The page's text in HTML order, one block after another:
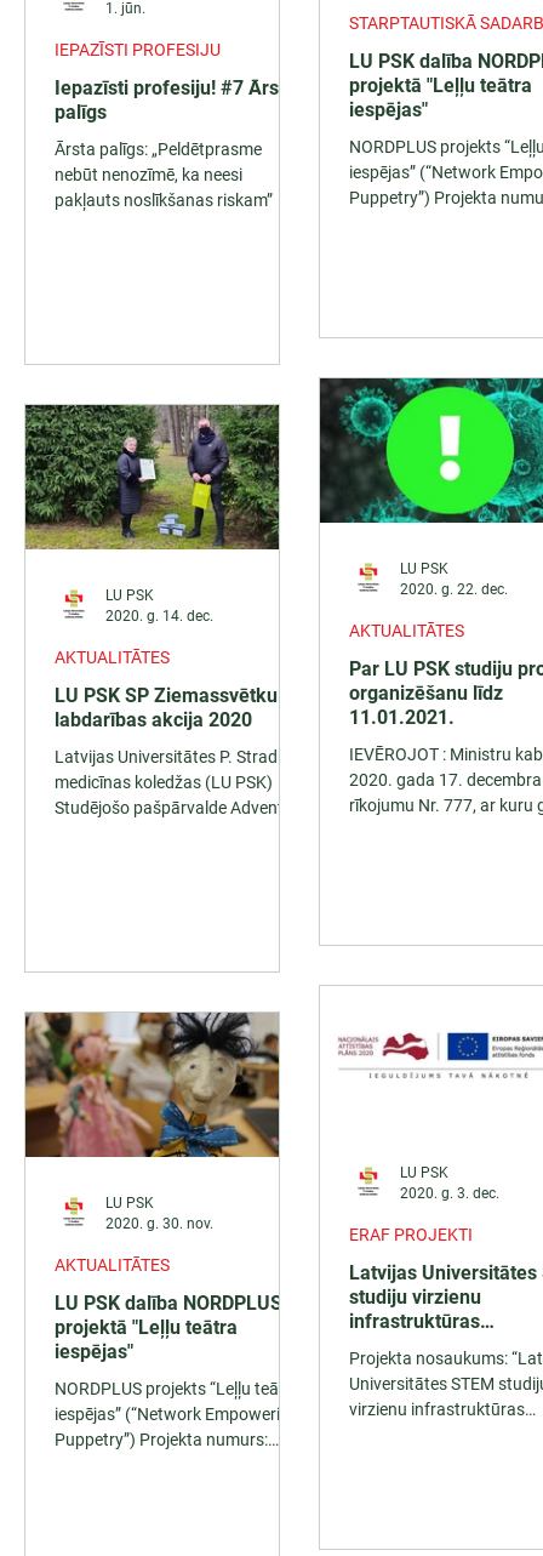
Iepazīsti profesiju! #7 Ārsta
palīgs
Ārsta palīgs: „Peldētprasme
nebūt nenozīmē, ka neesi
pakļauts noslīkšanas riskam”
IEPAZĪSTI PROFESIJU
1. jūn.
LU PSK dalība
projektā "Leļļu teātra
iespējas"
NORDPLUS projekts
iespējas” (“Network
Puppetry”) Projekta
STARPTAUTISKĀ
Par LU PSK studiju
organizēšanu līdz
11.01.2021.
IEVĒROJOT : Ministru
2020. gada 17. decembra
rīkojumu Nr. 777, ar kuru
AKTUALITĀTES
LU PSK
2020. g. 22. dec.
LU PSK SP Ziemassvētku
labdarības akcija 2020
Latvijas Universitātes P. Stradiņa
medicīnas koledžas (LU PSK)
Studējošo pašpārvalde Adventes
AKTUALITĀTES
LU PSK
2020. g. 14. dec.
Latvijas Universitātes
studiju virzienu
infrastruktūras
modernizācija un
koncentrācija
Projekta nosaukums: “Latvijas
Universitātes STEM
virzienu infrastruktūras
ERAF PROJEKTI
LU PSK
2020. g. 3. dec.
LU PSK dalība NORDPLUS
projektā "Leļļu teātra
iespējas"
NORDPLUS projekts “Leļļu teātra
iespējas” (“Network Empowering
Puppetry”) Projekta numurs:
AKTUALITĀTES
LU PSK
2020. g. 30. nov.